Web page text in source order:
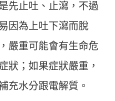
先止吐、止瀉，不過
因為上吐下瀉而脫
嚴重可能會有生命危
狀；如果症狀嚴重，
充水分跟電解質。